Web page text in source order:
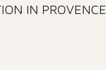
IN PROVENCE